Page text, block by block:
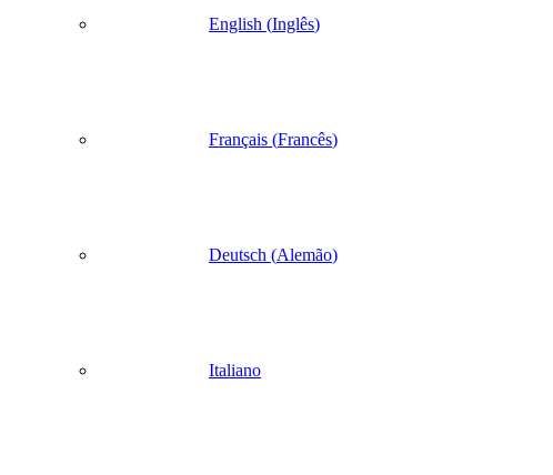
English (Inglês)
Français (Francês)
Deutsch (Alemão)
Italiano